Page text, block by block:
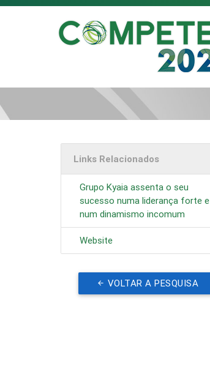
Links Relacionados
Grupo Kyaia assenta o seu
sucesso numa liderança forte e
num dinamismo incomum
Website
VOLTAR A PESQUISA